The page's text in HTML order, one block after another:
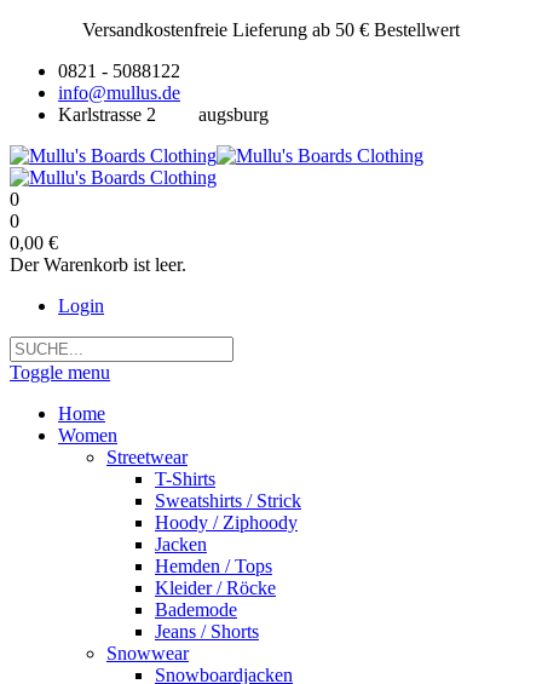
Versandkostenfreie Lieferung ab 50 € Bestellwert
0821 - 5088122
info@mullus.de
Karlstrasse 2
augsburg
0
0
0,00 €
Der Warenkorb ist leer.
Login
Toggle menu
Home
Women
Streetwear
T-Shirts
Sweatshirts / Strick
Hoody / Ziphoody
Jacken
Hemden / Tops
Kleider / Röcke
Bademode
Jeans / Shorts
Snowwear
Snowboardjacken